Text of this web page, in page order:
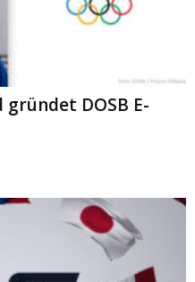
DOSB E-